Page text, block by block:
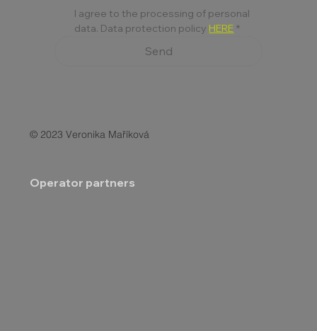
I agree to the processing of personal
data. Data protection policy HERE *
Send
© 2023 Veronika Maříková
Operator partners